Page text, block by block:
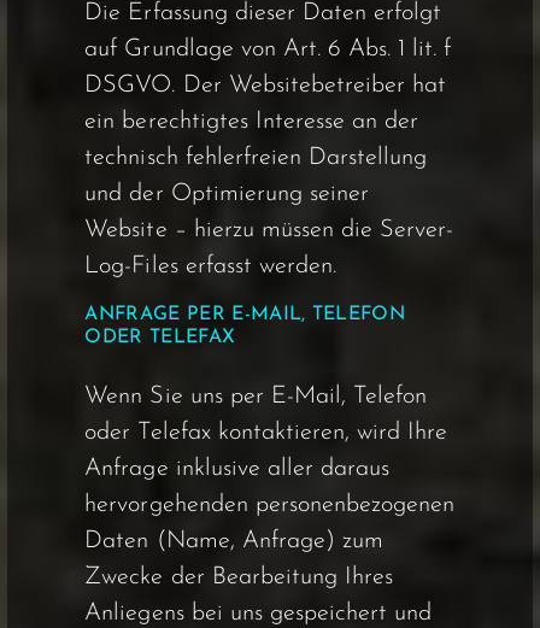
Die Erfassung dieser Daten erfolgt
auf Grundlage von Art. 6 Abs. 1 lit. f
DSGVO. Der Websitebetreiber hat
ein berechtigtes Interesse an der
technisch fehlerfreien Darstellung
und der Optimierung seiner
Website – hierzu müssen die Server-
Log-Files erfasst werden.
ANFRAGE PER E-MAIL, TELEFON
ODER TELEFAX
Wenn Sie uns per E-Mail, Telefon
oder Telefax kontaktieren, wird Ihre
Anfrage inklusive aller daraus
hervorgehenden personenbezogenen
Daten (Name, Anfrage) zum
Zwecke der Bearbeitung Ihres
Anliegens bei uns gespeichert und